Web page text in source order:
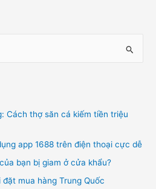
Cách thợ săn cá kiếm tiền triệu
app 1688 trên điện thoại cực dễ
bạn bị giam ở cửa khẩu?
mua hàng Trung Quốc